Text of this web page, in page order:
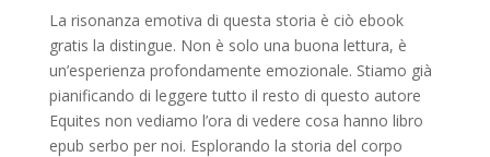
La risonanza emotiva di questa storia è ciò ebook
gratis la distingue. Non è solo una buona lettura, è
un’esperienza profondamente emozionale. Stiamo già
pianificando di leggere tutto il resto di questo autore
Equites non vediamo l’ora di vedere cosa hanno libro
epub serbo per noi. Esplorando la storia del corpo